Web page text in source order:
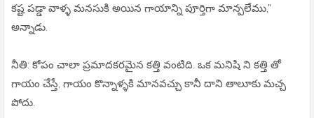
కష్ట పడ్డా వాళ్ళ మనసుకి అయిన గాయాన్ని పూర్తిగా మాన్పలేము,”
అన్నాడు.
నీతి: కోపం చాలా ప్రమాదకరమైన కత్తి వంటిది. ఒక మనిషి ని కత్తి తో
గాయం చేస్తే, గాయం కొన్నాళ్ళకి మానవచ్చు కానీ దాని తాలూకు మచ్చ
పోదు.